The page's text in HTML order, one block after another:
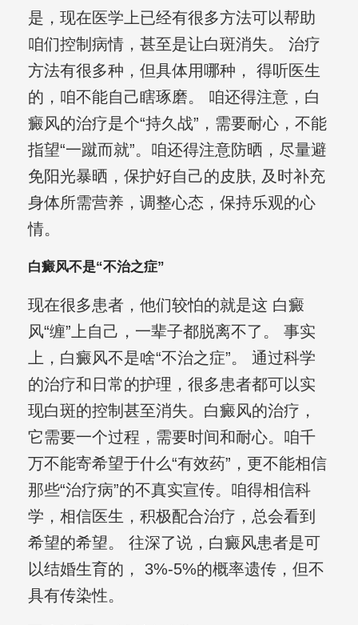
是，现在医学上已经有很多方法可以帮助
咱们控制病情，甚至是让白斑消失。 治疗
方法有很多种，但具体用哪种， 得听医生
的，咱不能自己瞎琢磨。 咱还得注意，白
癜风的治疗是个“持久战”，需要耐心，不能
指望“一蹴而就”。咱还得注意防晒，尽量避
免阳光暴晒，保护好自己的皮肤, 及时补充
身体所需营养，调整心态，保持乐观的心
情。
白癜风不是“不治之症”
现在很多患者，他们较怕的就是这 白癜
风“缠”上自己，一辈子都脱离不了。 事实
上，白癜风不是啥“不治之症”。 通过科学
的治疗和日常的护理，很多患者都可以实
现白斑的控制甚至消失。白癜风的治疗，
它需要一个过程，需要时间和耐心。咱千
万不能寄希望于什么“有效药”，更不能相信
那些“治疗病”的不真实宣传。咱得相信科
学，相信医生，积极配合治疗，总会看到
希望的希望。 往深了说，白癜风患者是可
以结婚生育的， 3%-5%的概率遗传，但不
具有传染性。